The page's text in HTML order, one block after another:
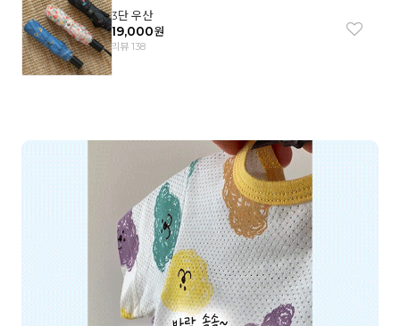
3단 우산
19,000원
리뷰 138